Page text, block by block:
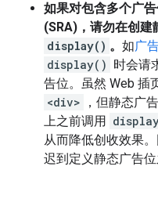
如果对包含多个广
(SRA)，请勿在创建
display() 。 如广
display() 时会请
告位。虽然 Web 插
<div>
，但静态广
上之前调用
从而降低创收效果
迟到定义静态广告位